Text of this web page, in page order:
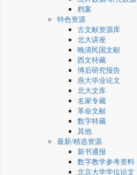
档案
特色资源
古文献资源库
北大讲座
晚清民国文献
西文特藏
博后研究报告
燕大毕业论文
北大文库
名家专藏
革命文献
数字特藏
其他
最新/精选资源
新书通报
数字教学参考资料
北京大学学位论文